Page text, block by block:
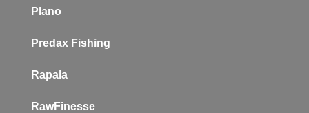
Plano
Predax Fishing
Rapala
RawFinesse